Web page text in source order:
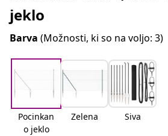
jeklo
Barva (Možnosti, ki so na voljo: 3)
Pocinkan
o jeklo
Zelena Siva